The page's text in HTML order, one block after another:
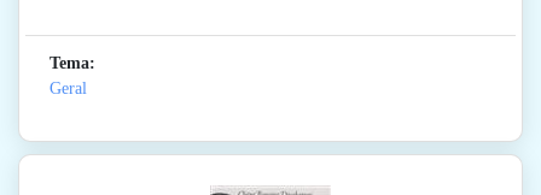
Tema:
Geral